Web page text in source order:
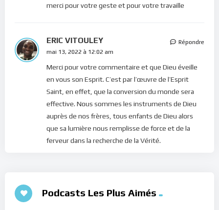
merci pour votre geste et pour votre travaille
ERIC VITOULEY
mai 13, 2022 à 12:02 am
Merci pour votre commentaire et que Dieu éveille
en vous son Esprit. C’est par l’œuvre de l’Esprit
Saint, en effet, que la conversion du monde sera
effective. Nous sommes les instruments de Dieu
auprès de nos frères, tous enfants de Dieu alors
que sa lumière nous remplisse de force et de la
ferveur dans la recherche de la Vérité.
Répondre
Podcasts Les Plus Aimés